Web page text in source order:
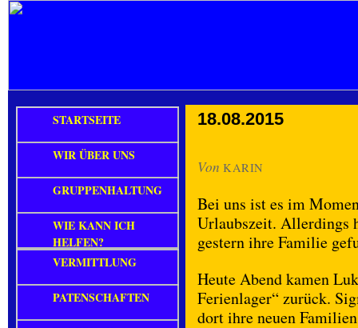
18.08.2015
Von KARIN
Bei uns ist es im
Urlaubszeit. Allerdings
gestern ihre Familie
Heute Abend kamen
Ferienlager“ zurück.
dort ihre neuen
STARTSEITE
WIR ÜBER UNS
GRUPPENHALTUNG
WIE KANN ICH
HELFEN?
VERMITTLUNG
PATENSCHAFTEN